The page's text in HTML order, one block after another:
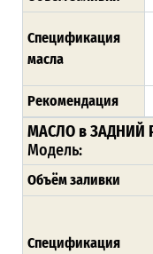
Спецификация
масла
Рекомендация
МАСЛО в ЗАДНИЙ
Модель:
Объём заливки
Спецификация